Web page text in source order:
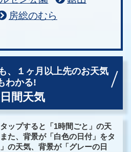
房総のむら
、
１ヶ月以上先のお天気
わかる!
間天気
ップすると「1時間ごと」の天
た、背景が「白色の日付」をタ
の天気、背景が「グレーの日